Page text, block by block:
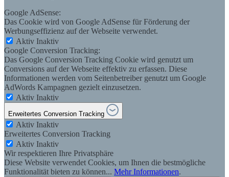
Google AdSense:
Das Cookie wird von Google AdSense für Förderung der
Werbungseffizienz auf der Webseite verwendet.
Aktiv Inaktiv
Google Conversion Tracking:
Das Google Conversion Tracking Cookie wird genutzt um
Conversions auf der Webseite effektiv zu erfassen. Diese
Informationen werden vom Seitenbetreiber genutzt um Google
AdWords Kampagnen gezielt einzusetzen.
Aktiv Inaktiv
Erweitertes Conversion Tracking
Aktiv Inaktiv
Erweitertes Conversion Tracking
Aktiv Inaktiv
Wir respektieren Ihre Privatsphäre
Diese Website verwendet Cookies, um Ihnen die bestmögliche
Funktionalität bieten zu können... Mehr Informationen.